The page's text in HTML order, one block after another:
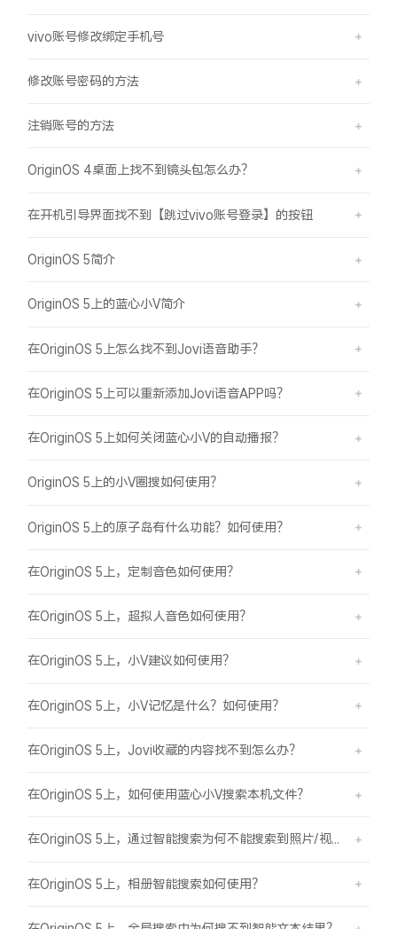
vivo账号修改绑定手机号
修改账号密码的方法
注销账号的方法
OriginOS 4桌面上找不到镜头包怎么办？
在开机引导界面找不到【跳过vivo账号登录】的按钮
OriginOS 5简介
OriginOS 5上的蓝心小V简介
在OriginOS 5上怎么找不到Jovi语音助手？
在OriginOS 5上可以重新添加Jovi语音APP吗？
在OriginOS 5上如何关闭蓝心小V的自动播报？
OriginOS 5上的小V圈搜如何使用？
OriginOS 5上的原子岛有什么功能？如何使用？
在OriginOS 5上，定制音色如何使用？
在OriginOS 5上，超拟人音色如何使用？
在OriginOS 5上，小V建议如何使用？
在OriginOS 5上，小V记忆是什么？如何使用？
在OriginOS 5上，Jovi收藏的内容找不到怎么办？
在OriginOS 5上，如何使用蓝心小V搜索本机文件？
在OriginOS 5上，通过智能搜索为何不能搜索到照片/视频？
在OriginOS 5上，相册智能搜索如何使用？